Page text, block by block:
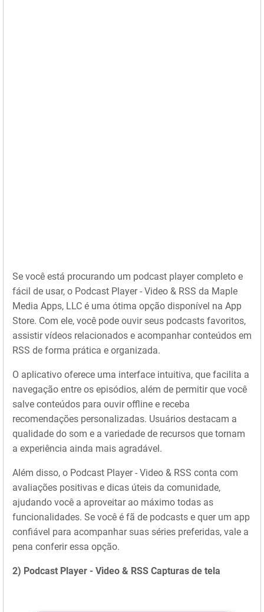
Se você está procurando um podcast player completo e
fácil de usar, o Podcast Player - Video & RSS da Maple
Media Apps, LLC é uma ótima opção disponível na App
Store. Com ele, você pode ouvir seus podcasts favoritos,
assistir vídeos relacionados e acompanhar conteúdos em
RSS de forma prática e organizada.
O aplicativo oferece uma interface intuitiva, que facilita a
navegação entre os episódios, além de permitir que você
salve conteúdos para ouvir offline e receba
recomendações personalizadas. Usuários destacam a
qualidade do som e a variedade de recursos que tornam
a experiência ainda mais agradável.
Além disso, o Podcast Player - Video & RSS conta com
avaliações positivas e dicas úteis da comunidade,
ajudando você a aproveitar ao máximo todas as
funcionalidades. Se você é fã de podcasts e quer um app
confiável para acompanhar suas séries preferidas, vale a
pena conferir essa opção.
2) Podcast Player - Video & RSS Capturas de tela